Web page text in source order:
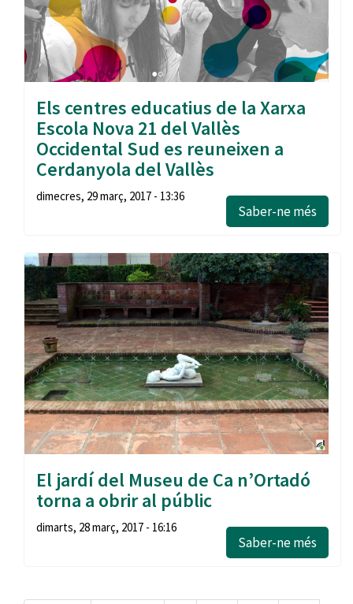
Els centres educatius de la Xarxa
Escola Nova 21 del Vallès
Occidental Sud es reuneixen a
Cerdanyola del Vallès
dimecres, 29 març, 2017 - 13:36
Saber-ne més
El jardí del Museu de Ca n’Ortadó
torna a obrir al públic
dimarts, 28 març, 2017 - 16:16
Saber-ne més